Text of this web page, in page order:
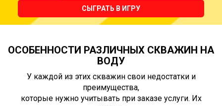
СЫГРАТЬ В ИГРУ
ОСОБЕННОСТИ РАЗЛИЧНЫХ СКВАЖИН НА
ВОДУ
У каждой из этих скважин свои недостатки и
преимущества,
которые нужно учитывать при заказе услуги. Их